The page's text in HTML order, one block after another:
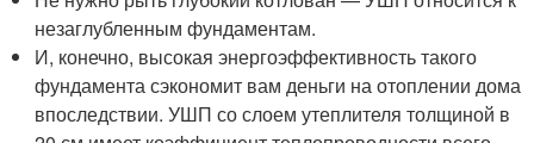
незаглубленным фундаментам.
И, конечно, высокая энергоэффективность такого
фундамента сэкономит вам деньги на отоплении дома
впоследствии. УШП со слоем утеплителя толщиной в